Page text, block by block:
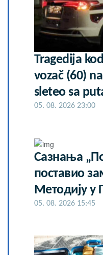
Tragedija
vozač (60)
sleteo sa
05. 08. 2026 23:00
Сазнања
поставио
Методију у
05. 08. 2026 15:45